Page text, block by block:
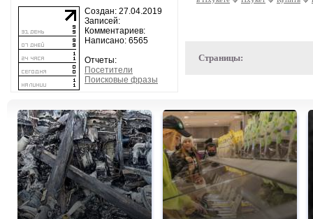
Создан: 27.04.2019
Записей:
Комментариев:
Написано: 6565
Отчеты:
Посетители
Поисковые фразы
Страницы: